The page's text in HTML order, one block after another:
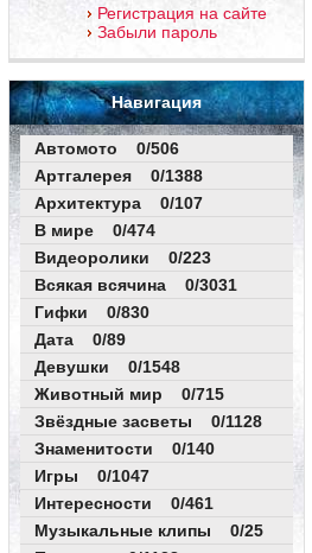
Регистрация на сайте
Забыли пароль
Навигация
Автомото 0/506
Артгалерея 0/1388
Архитектура 0/107
В мире 0/474
Видеоролики 0/223
Всякая всячина 0/3031
Гифки 0/830
Дата 0/89
Девушки 0/1548
Животный мир 0/715
Звёздные засветы 0/1128
Знаменитости 0/140
Игры 0/1047
Интересности 0/461
Музыкальные клипы 0/25